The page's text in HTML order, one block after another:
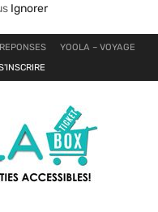
Ignorer
YOOLA – VOYAGE